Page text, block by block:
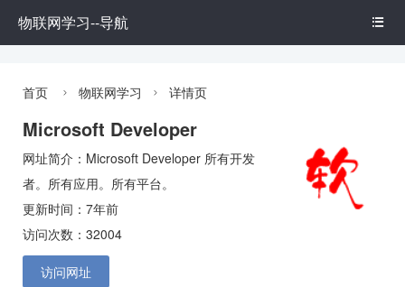
物联网学习--导航 
首页  物联网学习  详情页
Microsoft Developer
网址简介：Microsoft Developer 所有开发
者。所有应用。所有平台。
更新时间：7年前
访问次数：32004
访问网址